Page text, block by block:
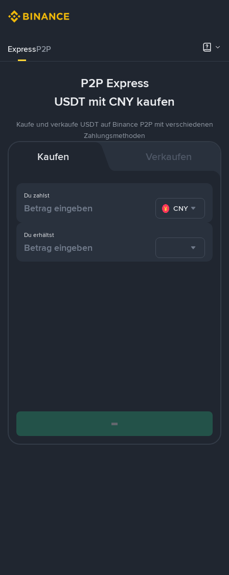
ExpressP2P
P2P Express
USDT mit CNY kaufen
Kaufe und verkaufe USDT auf Binance P2P mit verschiedenen
Zahlungsmethoden
Kaufen Verkaufen
Du zahlst
CNY
Du erhältst